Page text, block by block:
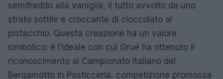
semifreddo alla vaniglia, il tutto avvolto da uno
strato sottile e croccante di cioccolato al
pistacchio. Questa creazione ha un valore
simbolico: è l’ideale con cui Grué ha ottenuto il
riconoscimento al Campionato Italiano del
Bergamotto in Pasticceria, competizione promossa